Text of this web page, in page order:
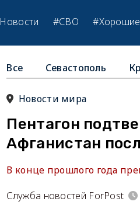
Новости #СВО
Все Севастополь
Новости мира
Пентагон
Афганистан
В конце прошлого года
Служба новостей ForPost